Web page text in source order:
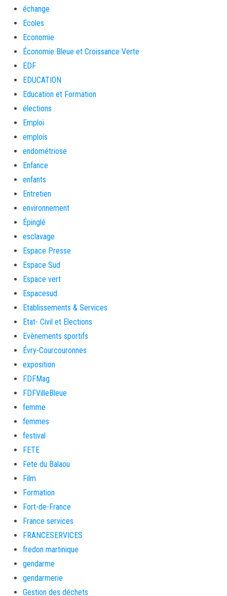
échange
Ecoles
Economie
Économie Bleue et Croissance Verte
EDF
EDUCATION
Education et Formation
élections
Emploi
emplois
endométriose
Enfance
enfants
Entretien
environnement
Épinglé
esclavage
Espace Presse
Espace Sud
Espace vert
Espacesud
Etablissements & Services
Etat- Civil et Elections
Evènements sportifs
Évry-Courcouronnes
exposition
FDFMag
FDFVilleBleue
femme
femmes
festival
FETE
Fete du Balaou
Film
Formation
Fort-de-France
France services
FRANCESERVICES
fredon martinique
gendarme
gendarmerie
Gestion des déchets